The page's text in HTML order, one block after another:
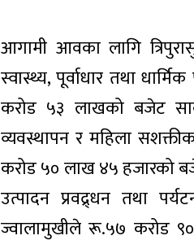
आगामी आवका लागि
स्वास्थ्य, पूर्वाधार तथा
करोड ५३ लाखको बजेट
व्यवस्थापन र महिला
करोड ५० लाख ४५ हजारको
उत्पादन प्रवद्र्धन तथा
ज्वालामुखीले रू.५७ करोड